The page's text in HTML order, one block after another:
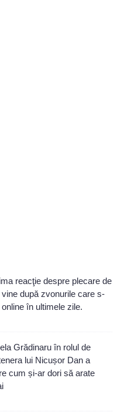
reacţie despre plecare de
vine după zvonurile care s-
în ultimele zile.
Grădinaru în rolul de
lui Nicușor Dan a
cum și-ar dori să arate